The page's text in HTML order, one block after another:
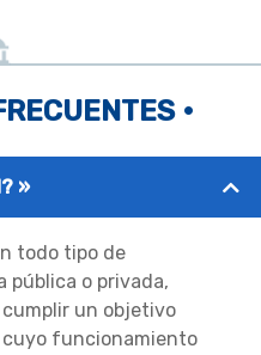
•
»
todo tipo de
pública o privada,
un objetivo
funcionamiento